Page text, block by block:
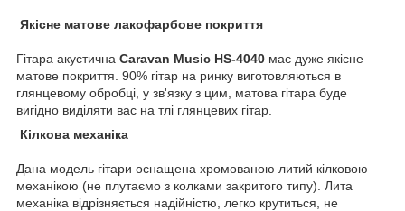
Якісне матове лакофарбове покриття
Гітара акустична Caravan Music HS-4040 має дуже якісне
матове покриття. 90% гітар на ринку виготовляються в
глянцевому обробці, у зв'язку з цим, матова гітара буде
вигідно виділяти вас на тлі глянцевих гітар.
Кілкова механіка
Дана модель гітари оснащена хромованою литий кілковою
механікою (не плутаємо з колками закритого типу). Лита
механіка відрізняється надійністю, легко крутиться, не